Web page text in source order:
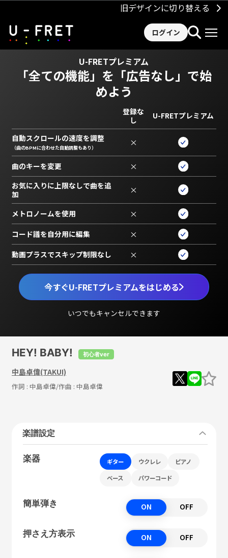
旧デザインに切り替える
ログイン
U-FRETプレミアム
「全ての機能」を 「広告なし」で始
めよう
今すぐU-FRETプレミアムをはじめる
いつでもキャンセルできます
登録な
し
U-FRETプレミアム
自動スクロールの速度を調整
（曲のBPMに合わせた自動調整もあり） ×
曲のキーを変更 ×
お気に入りに上限なしで曲を追
加
×
メトロノームを使用 ×
コード譜を自分用に編集 ×
動画プラスでスキップ制限なし ×
HEY! BABY! 初心者ver
中島卓偉(TAKUI)
作詞 : 中島卓偉/作曲 : 中島卓偉
楽譜設定
楽器 ギター ウクレレ ピアノ
ベース パワーコード
簡単弾き ON OFF
押さえ方表示 ON OFF